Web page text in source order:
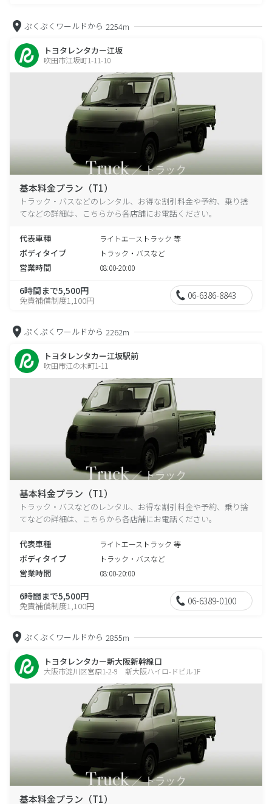
ぷくぷくワールドから 2254m
トヨタレンタカー江坂
吹田市江坂町1-11-10
基本料金プラン（T1）
トラック・バスなどのレンタル、お得な割引料金や予約、乗り捨
てなどの詳細は、こちらから各店舗にお電話ください。
代表車種 ライトエーストラック 等
ボディタイプ トラック・バスなど
営業時間 08:00-20:00
6時間まで5,500円
免責補償制度1,100円 06-6386-8843
ぷくぷくワールドから 2262m
トヨタレンタカー江坂駅前
吹田市江の木町1-11
基本料金プラン（T1）
トラック・バスなどのレンタル、お得な割引料金や予約、乗り捨
てなどの詳細は、こちらから各店舗にお電話ください。
代表車種 ライトエーストラック 等
ボディタイプ トラック・バスなど
営業時間 08:00-20:00
6時間まで5,500円
免責補償制度1,100円 06-6389-0100
ぷくぷくワールドから 2855m
トヨタレンタカー新大阪新幹線口
大阪市淀川区宮原1-2-9 新大阪ハイロ-ドビル1F
基本料金プラン（T1）